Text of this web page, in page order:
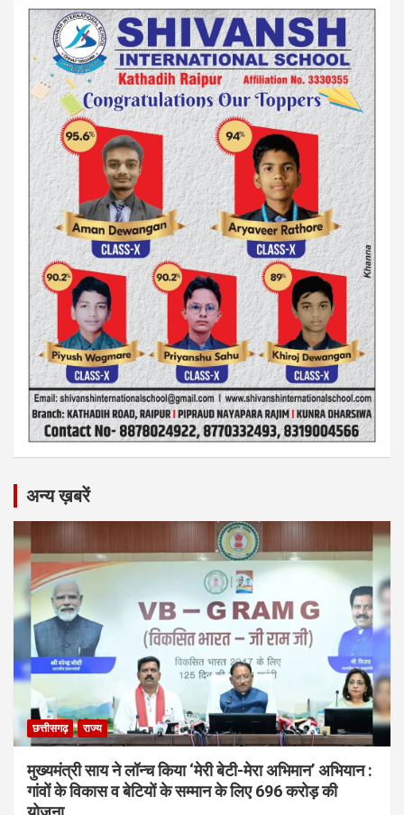
अन्य ख़बरें
छत्तीसगढ़ राज्य
मुख्यमंत्री साय ने लॉन्च किया ‘मेरी बेटी-मेरा अभिमान’ अभियान :
गांवों के विकास व बेटियों के सम्मान के लिए 696 करोड़ की